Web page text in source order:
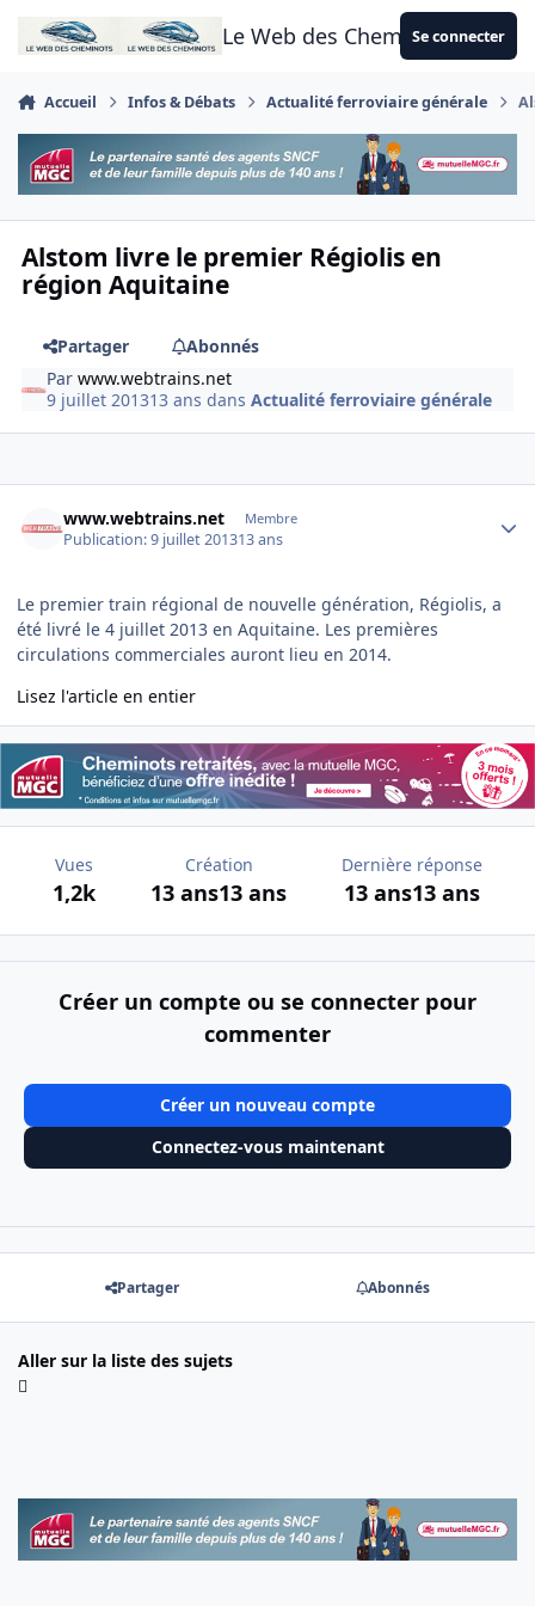
Aller au contenu
Le Web des CheminotsSe connecter
Accueil Infos & Débats Actualité ferroviaire générale
Alstom livre le premier Régiolis en
région Aquitaine
Partager
Abonnés
Parwww.webtrains.net
9 juillet 201313 ans dansActualité ferroviaire générale
www.webtrains.net Membre
Publication:9 juillet 201313 ans
Le premier train régional de nouvelle génération, Régiolis, a
été livré le 4 juillet 2013 en Aquitaine. Les premières
circulations commerciales auront lieu en 2014.
Lisez l'article en entier
Vues
1,2k
Création
13 ans13 ans
Dernière réponse
13 ans13 ans
Créer un compte ou se connecter pour
commenter
Créer un nouveau compte
Connectez-vous maintenant
Partager Abonnés
Aller sur la liste des sujets